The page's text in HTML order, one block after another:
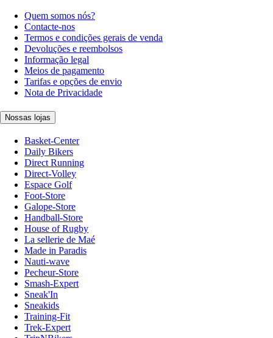
Quem somos nós?
Contacte-nos
Termos e condições gerais de venda
Devoluções e reembolsos
Informação legal
Meios de pagamento
Tarifas e opções de envio
Nota de Privacidade
Nossas lojas
Basket-Center
Daily Bikers
Direct Running
Direct-Volley
Espace Golf
Foot-Store
Galope-Store
Handball-Store
House of Rugby
La sellerie de Maé
Made in Paradis
Nauti-wave
Pecheur-Store
Smash-Expert
Sneak'In
Sneakids
Training-Fit
Trek-Expert